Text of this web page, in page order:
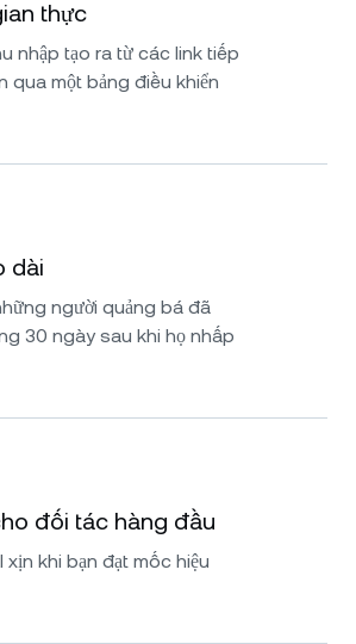
thực
nhập tạo ra từ các link tiếp
qua một bảng điều khiển
dài
người quảng bá đã
30 ngày sau khi họ nhấp
đối tác hàng đầu
khi bạn đạt mốc hiệu